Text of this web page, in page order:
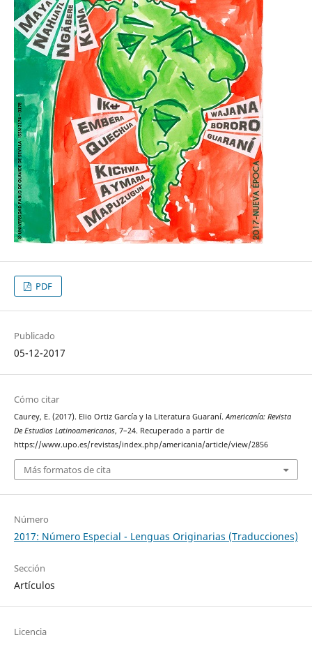
PDF
Publicado
05-12-2017
Cómo citar
Caurey, E. (2017). Elio Ortiz García y la Literatura Guaraní.Americanía: Revista
De Estudios Latinoamericanos, 7–24. Recuperado a partir de
https://www.upo.es/revistas/index.php/americania/article/view/2856
Más formatos de cita
Número
2017: Número Especial - Lenguas Originarias (Traducciones)
Sección
Artículos
Licencia